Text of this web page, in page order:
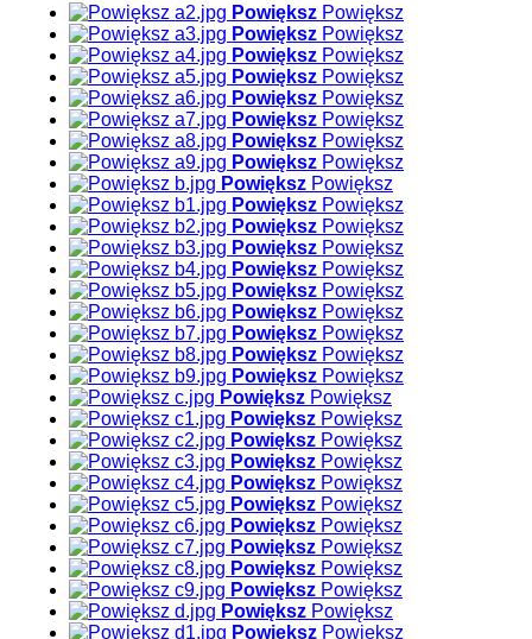
Powiększ Powiększ
Powiększ Powiększ
Powiększ Powiększ
Powiększ Powiększ
Powiększ Powiększ
Powiększ Powiększ
Powiększ Powiększ
Powiększ Powiększ
Powiększ Powiększ
Powiększ Powiększ
Powiększ Powiększ
Powiększ Powiększ
Powiększ Powiększ
Powiększ Powiększ
Powiększ Powiększ
Powiększ Powiększ
Powiększ Powiększ
Powiększ Powiększ
Powiększ Powiększ
Powiększ Powiększ
Powiększ Powiększ
Powiększ Powiększ
Powiększ Powiększ
Powiększ Powiększ
Powiększ Powiększ
Powiększ Powiększ
Powiększ Powiększ
Powiększ Powiększ
Powiększ Powiększ
Powiększ Powiększ